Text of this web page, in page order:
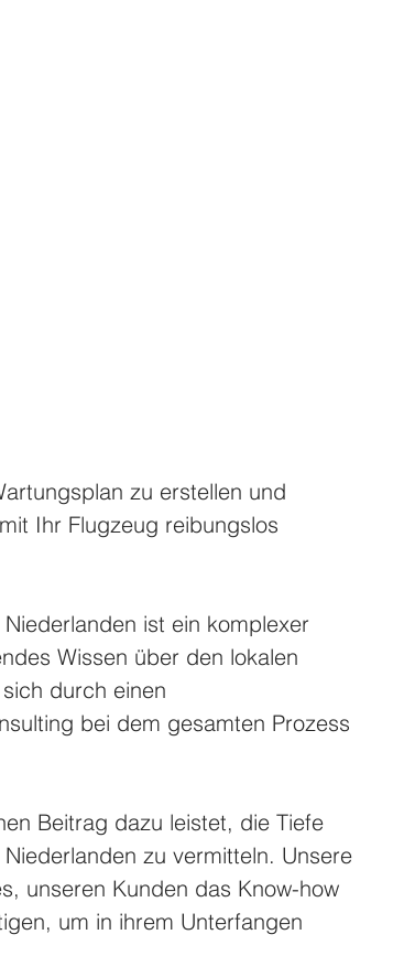
zu erstellen und
Ihr Flugzeug reibungslos
ist ein komplexer
Wissen über den lokalen
durch einen
bei dem gesamten Prozess
Beitrag dazu leistet, die Tiefe
zu vermitteln. Unsere
unseren Kunden das Know-how
um in ihrem Unterfangen